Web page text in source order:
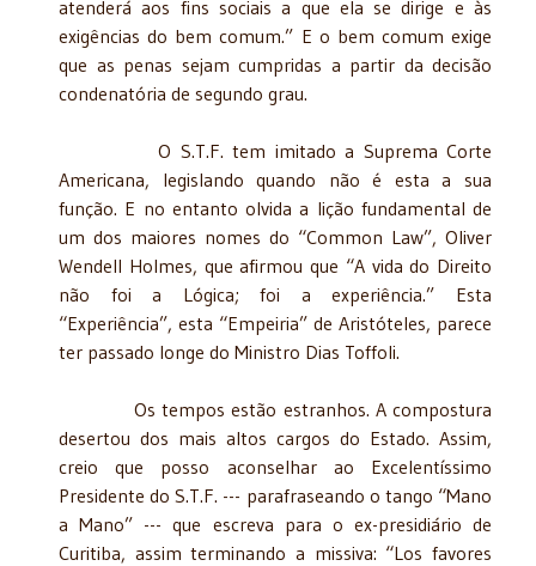
atenderá aos fins sociais a que ela se dirige e às
exigências do bem comum.” E o bem comum exige
que as penas sejam cumpridas a partir da decisão
condenatória de segundo grau.
O S.T.F. tem imitado a Suprema Corte
Americana, legislando quando não é esta a sua
função. E no entanto olvida a lição fundamental de
um dos maiores nomes do “Common Law”, Oliver
Wendell Holmes, que afirmou que “A vida do Direito
não foi a Lógica; foi a experiência.” Esta
“Experiência”, esta “Empeiria” de Aristóteles, parece
ter passado longe do Ministro Dias Toffoli.
Os tempos estão estranhos. A compostura
desertou dos mais altos cargos do Estado. Assim,
creio que posso aconselhar ao Excelentíssimo
Presidente do S.T.F. --- parafraseando o tango “Mano
a Mano” --- que escreva para o ex-presidiário de
Curitiba, assim terminando a missiva: “Los favores